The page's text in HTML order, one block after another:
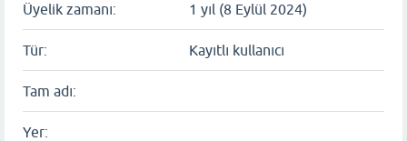
Üyelik zamanı: 1 yıl (8 Eylül 2024)
Tür: Kayıtlı kullanıcı
Tam adı:
Yer: